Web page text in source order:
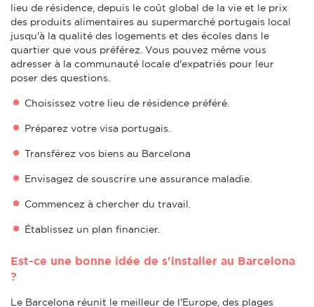
lieu de résidence, depuis le coût global de la vie et le prix
des produits alimentaires au supermarché portugais local
jusqu'à la qualité des logements et des écoles dans le
quartier que vous préférez. Vous pouvez même vous
adresser à la communauté locale d'expatriés pour leur
poser des questions.
Choisissez votre lieu de résidence préféré.
Préparez votre visa portugais.
Transférez vos biens au Barcelona
Envisagez de souscrire une assurance maladie.
Commencez à chercher du travail.
Établissez un plan financier.
Est-ce une bonne idée de s'installer au Barcelona
?
Le Barcelona réunit le meilleur de l'Europe, des plages